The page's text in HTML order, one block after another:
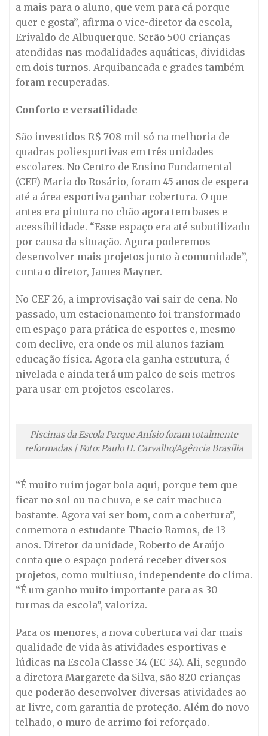
a mais para o aluno, que vem para cá porque
quer e gosta”, afirma o vice-diretor da escola,
Erivaldo de Albuquerque. Serão 500 crianças
atendidas nas modalidades aquáticas, divididas
em dois turnos. Arquibancada e grades também
foram recuperadas.
Conforto e versatilidade
São investidos R$ 708 mil só na melhoria de
quadras poliesportivas em três unidades
escolares. No Centro de Ensino Fundamental
(CEF) Maria do Rosário, foram 45 anos de espera
até a área esportiva ganhar cobertura. O que
antes era pintura no chão agora tem bases e
acessibilidade. “Esse espaço era até subutilizado
por causa da situação. Agora poderemos
desenvolver mais projetos junto à comunidade”,
conta o diretor, James Mayner.
No CEF 26, a improvisação vai sair de cena. No
passado, um estacionamento foi transformado
em espaço para prática de esportes e, mesmo
com declive, era onde os mil alunos faziam
educação física. Agora ela ganha estrutura, é
nivelada e ainda terá um palco de seis metros
para usar em projetos escolares.
Piscinas da Escola Parque Anísio foram totalmente
reformadas | Foto: Paulo H. Carvalho/Agência Brasília
“É muito ruim jogar bola aqui, porque tem que
ficar no sol ou na chuva, e se cair machuca
bastante. Agora vai ser bom, com a cobertura”,
comemora o estudante Thacio Ramos, de 13
anos. Diretor da unidade, Roberto de Araújo
conta que o espaço poderá receber diversos
projetos, como multiuso, independente do clima.
“É um ganho muito importante para as 30
turmas da escola”, valoriza.
Para os menores, a nova cobertura vai dar mais
qualidade de vida às atividades esportivas e
lúdicas na Escola Classe 34 (EC 34). Ali, segundo
a diretora Margarete da Silva, são 820 crianças
que poderão desenvolver diversas atividades ao
ar livre, com garantia de proteção. Além do novo
telhado, o muro de arrimo foi reforçado.